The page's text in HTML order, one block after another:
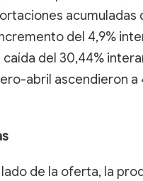
acumuladas
del 4,9%
del 30,44%
abril ascendieron a
de la oferta, la